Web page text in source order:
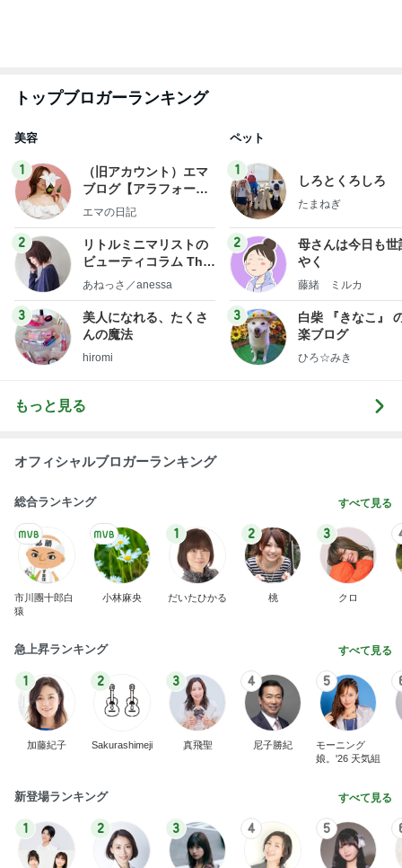
トップブロガーランキング
美容
1
（旧アカウント）エマ
ブログ【アラフォー会
社売却セカンドライ
エマの日記
2
リトルミニマリストの
ビューティコラム The
little minimalist's bea
あねっさ／anessa
3
美人になれる、たくさ
んの魔法
hiromi
ペット
1
しろとくろしろ
たまねぎ
2
母さんは今日も世
やく
藤緒 ミルカ
3
白柴 『きなこ』
楽ブログ
ひろ☆みき
もっと見る
オフィシャルブロガーランキング
総合ランキング すべて見る
市川團十郎白
猿
小林麻央
1
だいたひかる
2
桃
3
クロ
急上昇ランキング すべて見る
1
加藤紀子
2
Sakurashimeji
3
真飛聖
4
尼子勝紀
5
モーニング
娘。'26 天気組
新登場ランキング すべて見る
1 2 3 4 5